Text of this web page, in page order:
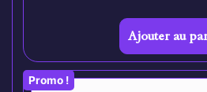
Ajouter au
Promo !